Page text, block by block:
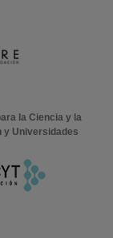
la Ciencia y la
y Universidades